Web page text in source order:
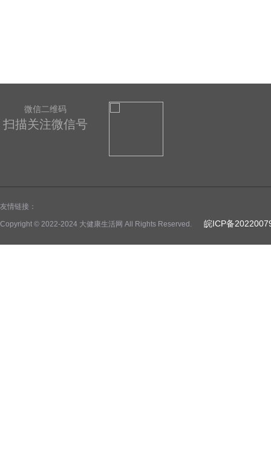
微信二维码
扫描关注微信号
友情链接：
Copyright © 2022-2024 大健康生活网 All Rights Reserved. 皖ICP备